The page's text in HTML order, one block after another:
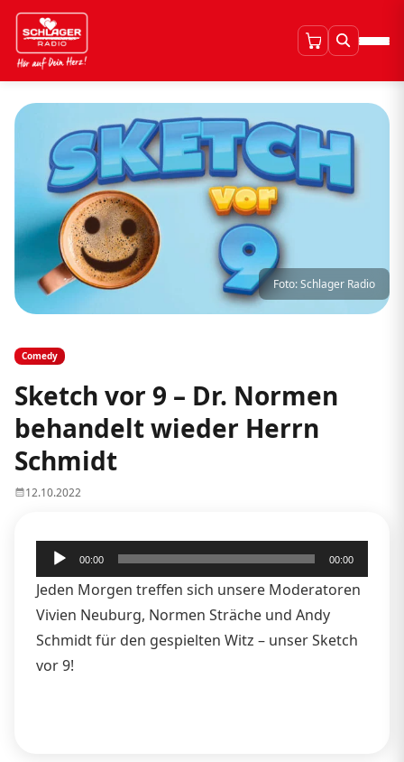
Foto: Schlager Radio
Comedy
Sketch vor 9 – Dr. Normen
behandelt wieder Herrn
Schmidt
12.10.2022
Audio-
Player
00:00 00:00
Jeden Morgen treffen sich unsere Moderatoren
Vivien Neuburg, Normen Sträche und Andy
Schmidt für den gespielten Witz – unser Sketch
vor 9!